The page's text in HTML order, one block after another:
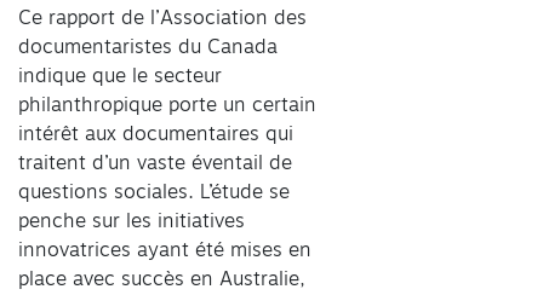
Ce rapport de l’Association des
documentaristes du Canada
indique que le secteur
philanthropique porte un certain
intérêt aux documentaires qui
traitent d’un vaste éventail de
questions sociales. L’étude se
penche sur les initiatives
innovatrices ayant été mises en
place avec succès en Australie,